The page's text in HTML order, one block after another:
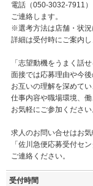
電話（050-3032-7911
ご連絡します。
※選考方法は店舗・状況
詳細は受付時にご案内し
「志望動機をうまく話
面接では応募理由や今後
お互いの理解を深めてい
仕事内容や職場環境、
お気軽にご参加ください
求人のお問い合せはお気
「佐川急便応募受付セ
ご連絡ください。
受付時間